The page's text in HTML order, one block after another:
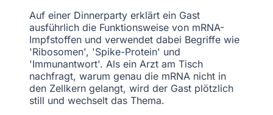
Auf einer Dinnerparty erklärt ein Gast
ausführlich die Funktionsweise von mRNA-
Impfstoffen und verwendet dabei Begriffe wie
'Ribosomen', 'Spike-Protein' und
'Immunantwort'. Als ein Arzt am Tisch
nachfragt, warum genau die mRNA nicht in
den Zellkern gelangt, wird der Gast plötzlich
still und wechselt das Thema.